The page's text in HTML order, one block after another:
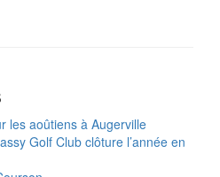
les aoûtiens à Augerville
Golf Club clôture l’année en